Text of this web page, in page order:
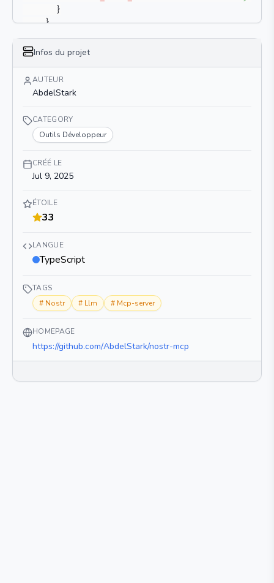
}
}
} Infos du projet
AUTEUR
AbdelStark
CATEGORY
Outils Développeur
CRÉÉ LE
Jul 9, 2025
ÉTOILE
33
LANGUE
TypeScript
TAGS
# Nostr # Llm # Mcp-server
HOMEPAGE
https://github.com/AbdelStark/nostr-mcp